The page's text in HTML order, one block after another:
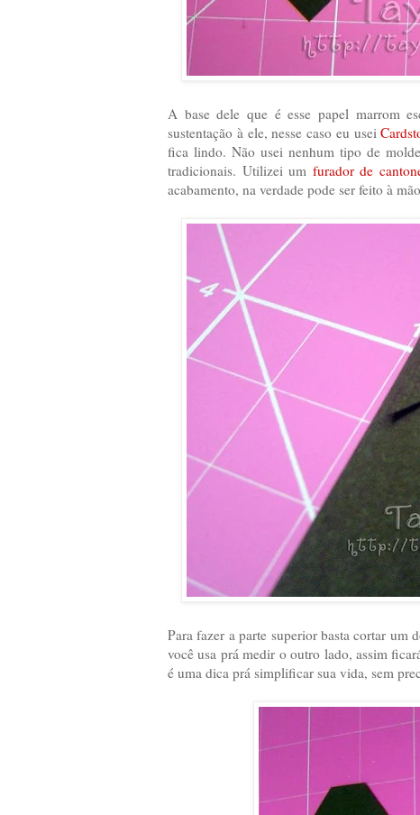
A base dele que é esse papel marrom
sustentação à ele, nesse caso eu usei
fica lindo. Não usei nenhum tipo de
tradicionais. Utilizei um furador de
acabamento, na verdade pode ser feito à
Para fazer a parte superior basta cortar um
você usa prá medir o outro lado, assim
é uma dica prá simplificar sua vida, sem